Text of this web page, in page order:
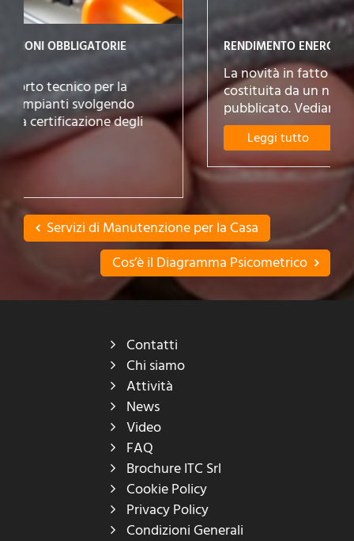
RENDIMENTO ENERGETICO
La novità in fatto di rendimento energetico è
costituita da un nuovo decreto da poco
pubblicato. Vediamone le caratteristiche per...
Leggi tutto
Servizi di Manutenzione per la Casa
Cos’è il Diagramma Psicometrico
Contatti
Chi siamo
Attività
News
Video
FAQ
Brochure ITC Srl
Cookie Policy
Privacy Policy
Condizioni Generali